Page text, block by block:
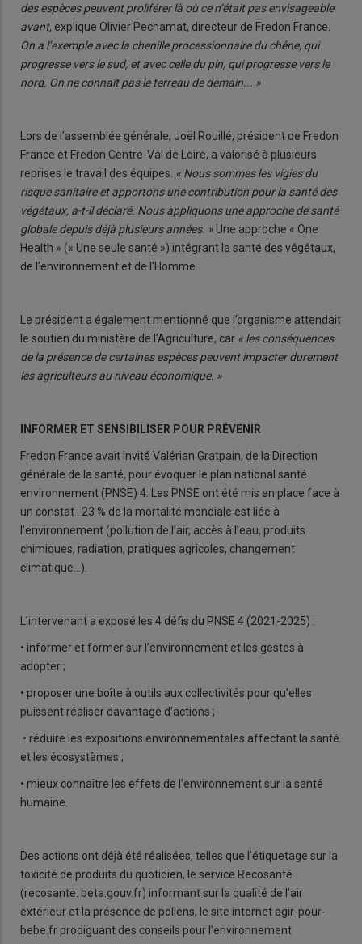
des espèces peuvent proliférer là où ce n’était pas envisageable
avant, explique Olivier Pechamat, directeur de Fredon France.
On a l’exemple avec la chenille processionnaire du chêne, qui
progresse vers le sud, et avec celle du pin, qui progresse vers le
nord. On ne connaît pas le terreau de demain... »
Lors de l’assemblée générale, Joël Rouillé, président de Fredon
France et Fredon Centre-Val de Loire, a valorisé à plusieurs
reprises le travail des équipes. « Nous sommes les vigies du
risque sanitaire et apportons une contribution pour la santé des
végétaux, a-t-il déclaré. Nous appliquons une approche de santé
globale depuis déjà plusieurs années. » Une approche « One
Health » (« Une seule santé ») intégrant la santé des végétaux,
de l’environnement et de l’Homme.
Le président a également mentionné que l’organisme attendait
le soutien du ministère de l’Agriculture, car « les conséquences
de la présence de certaines espèces peuvent impacter durement
les agriculteurs au niveau économique. »
INFORMER ET SENSIBILISER POUR PRÉVENIR
Fredon France avait invité Valérian Gratpain, de la Direction
générale de la santé, pour évoquer le plan national santé
environnement (PNSE) 4. Les PNSE ont été mis en place face à
un constat : 23 % de la mortalité mondiale est liée à
l’environnement (pollution de l’air, accès à l’eau, produits
chimiques, radiation, pratiques agricoles, changement
climatique…).
L’intervenant a exposé les 4 défis du PNSE 4 (2021-2025) :
• informer et former sur l’environnement et les gestes à
adopter ;
• proposer une boîte à outils aux collectivités pour qu’elles
puissent réaliser davantage d’actions ;
• réduire les expositions environnementales affectant la santé
et les écosystèmes ;
• mieux connaître les effets de l’environnement sur la santé
humaine.
Des actions ont déjà été réalisées, telles que l’étiquetage sur la
toxicité de produits du quotidien, le service Recosanté
(recosante. beta.gouv.fr) informant sur la qualité de l’air
extérieur et la présence de pollens, le site internet agir-pour-
bebe.fr prodiguant des conseils pour l’environnement